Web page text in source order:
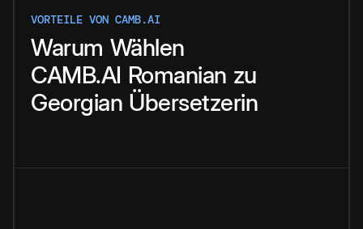
VORTEILE VON CAMB.AI
Warum Wählen
CAMB.AI Romanian zu
Georgian Übersetzerin